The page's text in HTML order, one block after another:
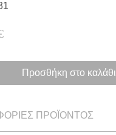
Τιμή
Προσθήκη στο καλάθι
ΠΡΟΪΟΝΤΟΣ